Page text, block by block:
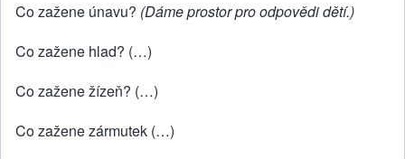
Co zažene únavu? (Dáme prostor pro odpovědi dětí.)
Co zažene hlad? (…)
Co zažene žízeň? (…)
Co zažene zármutek (…)